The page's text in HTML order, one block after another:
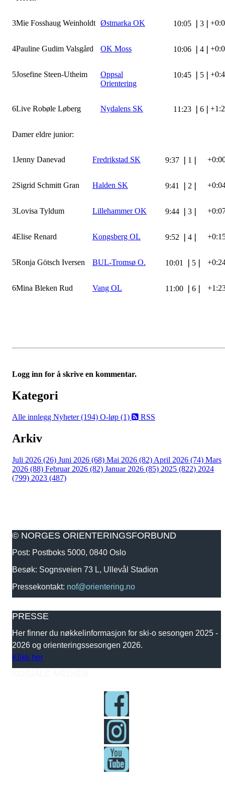
3Mie Fosshaug Weinholdt Østmarka OK 10:05 3
4Pauline Gudim Valsgård OK Moss 10:06 4
5Josefine Steen-Utheim
Oppsal
Orientering
10:45 5
6Live Robøle Løberg Nydalens SK 11:23 6
Damer eldre junior:
1Jenny Danevad Fredrikstad SK 9:37 1
2Sigrid Schmitt Gran Halden SK 9:41 2
3Lovisa Tyldum Lillehammer OK 9:44 3
4Elise Renard Kongsberg OL 9:52 4
5Ronja Götsch Iversen BUL-Tromsø O. 10:01 5
6Mina Bleken Rud Vang OL 11:00 6
Logg inn for å skrive en kommentar.
Kategori
Alle innlegg Nyheter (194) O-løp (1) RSS
Arkiv
Juli 2026 (26) Juni 2026 (68) Mai 2026 (82) April 2026 (74) Mars
2026 (88) Februar 2026 (82) Januar 2026 (85) 2025 (822) 2024
(799) 2023 (487)
© NORGES ORIENTERINGSFORBUND
Post: Postboks 5000, 0840 Oslo
Besøk: Sognsveien 73 L, Ullevål Stadion
Pressekontakt: nof@orientering.no
PRESSE
Her finner du nøkkelinformasjon for ski-o sesongen 2025 -
2026 og orienteringssesongen 2026.
Klikk her